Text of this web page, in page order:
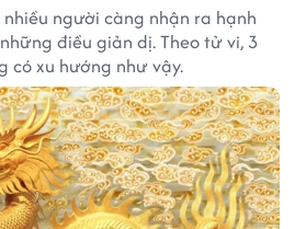
người càng nhận ra hạnh
điều giản dị. Theo tử vi, 3
có xu hướng như vậy.